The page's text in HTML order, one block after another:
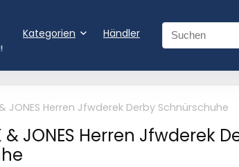
Kategorien Händler
JONES Herren Jfwderek Derby Schnürschuhe
& JONES Herren Jfwderek